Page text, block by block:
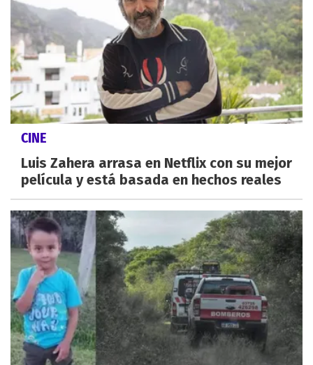
CINE
Luis Zahera arrasa en Netflix con su mejor
película y está basada en hechos reales